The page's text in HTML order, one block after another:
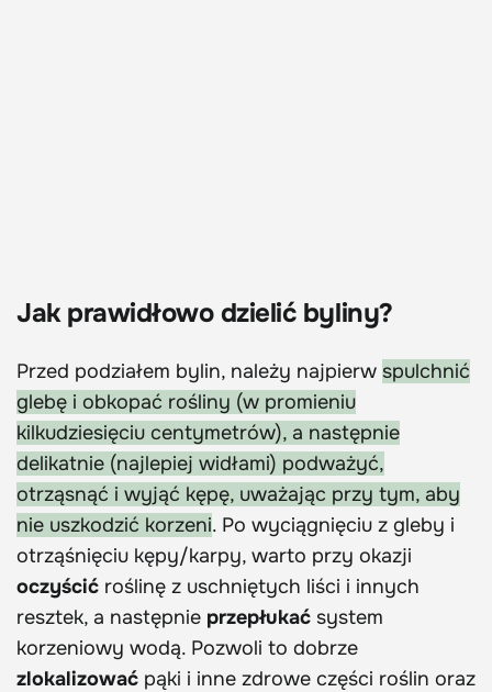
Jak prawidłowo dzielić byliny?
Przed podziałem bylin, należy najpierw spulchnić
glebę i obkopać rośliny (w promieniu
kilkudziesięciu centymetrów), a następnie
delikatnie (najlepiej widłami) podważyć,
otrząsnąć i wyjąć kępę, uważając przy tym, aby
nie uszkodzić korzeni. Po wyciągnięciu z gleby i
otrząśnięciu kępy/karpy, warto przy okazji
oczyścić roślinę z uschniętych liści i innych
resztek, a następnie przepłukać system
korzeniowy wodą. Pozwoli to dobrze
zlokalizować pąki i inne zdrowe części roślin oraz